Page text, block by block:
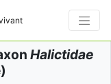
Halictidae